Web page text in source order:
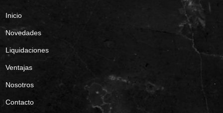
Inicio
Novedades
Liquidaciones
Ventajas
Nosotros
Contacto